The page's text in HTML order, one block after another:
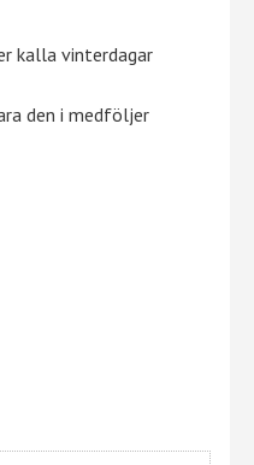
kalla vinterdagar
den i medföljer